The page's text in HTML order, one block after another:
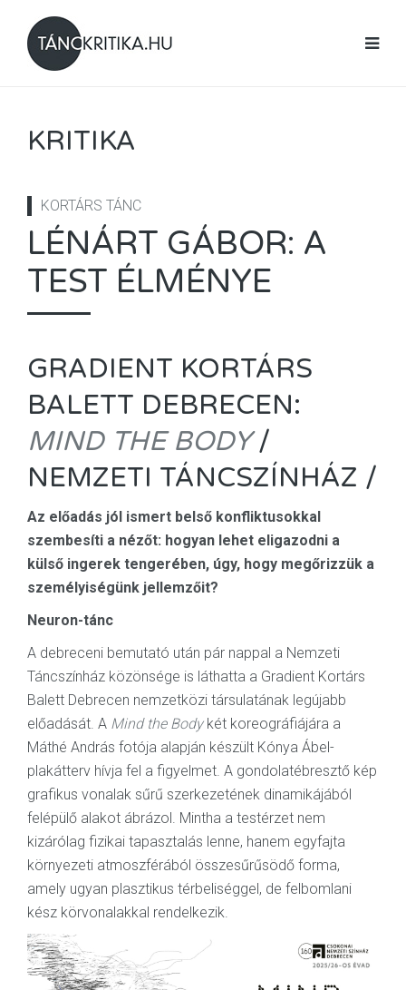
KRITIKA
KORTÁRS TÁNC
LÉNÁRT GÁBOR: A
TEST ÉLMÉNYE
GRADIENT KORTÁRS
BALETT DEBRECEN:
MIND THE BODY/
NEMZETI TÁNCSZÍNHÁZ /
Az előadás jól ismert belső konfliktusokkal
szembesíti a nézőt: hogyan lehet eligazodni a
külső ingerek tengerében, úgy, hogy megőrizzük a
személyiségünk jellemzőit?
Neuron-tánc
A debreceni bemutató után pár nappal a Nemzeti
Táncszínház közönsége is láthatta a Gradient Kortárs
Balett Debrecen nemzetközi társulatának legújabb
előadását. A Mind the Bodykét koreográfiájára a
Máthé András fotója alapján készült Kónya Ábel-
plakátterv hívja fel a figyelmet. A gondolatébresztő kép
grafikus vonalak sűrű szerkezetének dinamikájából
felépülő alakot ábrázol. Mintha a testérzet nem
kizárólag fizikai tapasztalás lenne, hanem egyfajta
környezeti atmoszférából összesűrűsödő forma,
amely ugyan plasztikus térbeliséggel, de felbomlani
kész körvonalakkal rendelkezik.